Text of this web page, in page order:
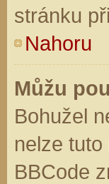
stránku
Nahoru
Můžu
Bohužel
nelze
BBCode